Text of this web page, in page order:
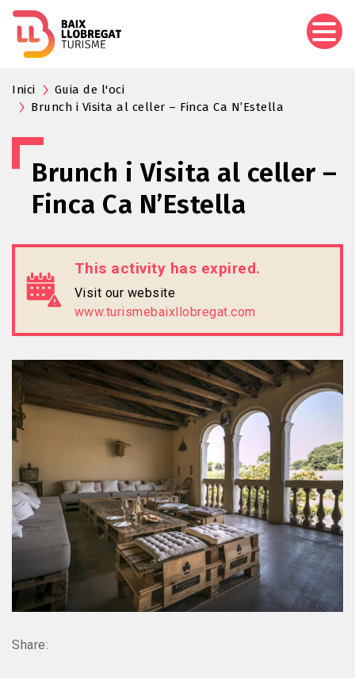
Inici
Guia de l'oci
Brunch i Visita al celler – Finca Ca N’Estella
Brunch i Visita al celler –
Finca Ca N’Estella
This activity has expired.
Visit our website
www.turismebaixllobregat.com
Share: